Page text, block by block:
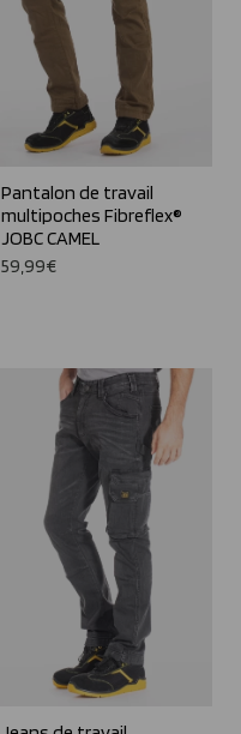
Pantalon de travail
multipoches Fibreflex®
JOBC CAMEL
59,99€